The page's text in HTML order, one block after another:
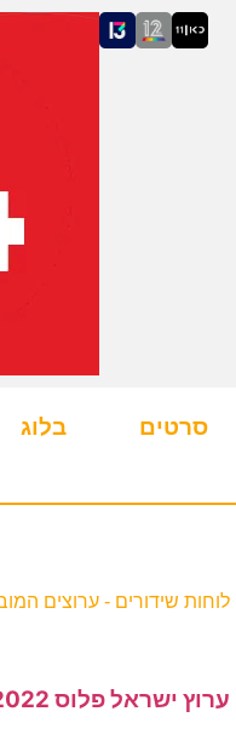
סרטים בלוג
לוחות שידורים - ערוצים
ערוץ ישראל פלוס 01-09-2022